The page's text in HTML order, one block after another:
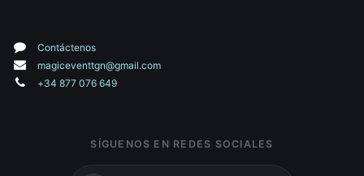
Contáctenos
magiceventtgn@gmail.com
+34 877 076 649
SÍGUENOS EN REDES SOCIALES